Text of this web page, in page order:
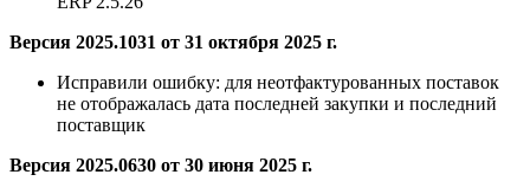
Версия 2025.1031 от 31 октября 2025 г.
Исправили ошибку: для неотфактурованных поставок
не отображалась дата последней закупки и последний
поставщик
Версия 2025.0630 от 30 июня 2025 г.